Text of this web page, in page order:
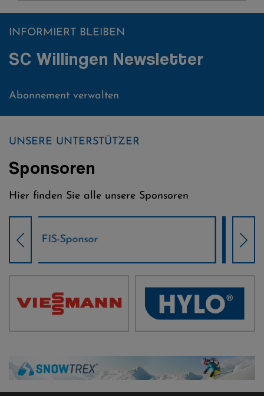
INFORMIERT BLEIBEN
SC Willingen Newsletter
Abonnement verwalten
UNSERE UNTERSTÜTZER
Sponsoren
Hier finden Sie alle unsere Sponsoren
Weltcup-Sponsoren Damen